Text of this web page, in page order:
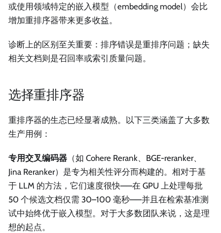
或使用领域特定的嵌入模型（embedding model）会比
增加重排序器带来更多收益。
诊断上的区别至关重要：排序错误是重排序问题；缺失
相关文档则是召回率或索引质量问题。
选择重排序器
重排序器的生态已经显著成熟。以下三类涵盖了大多数
生产用例：
专用交叉编码器 （如 Cohere Rerank、BGE-reranker、
Jina Reranker）是专为相关性评分而构建的。相对于基
于 LLM 的方法，它们速度很快——在 GPU 上处理每批
50 个候选文档仅需 30–100 毫秒——并且在检索基准测
试中始终优于嵌入模型。对于大多数团队来说，这是理
想的起点。